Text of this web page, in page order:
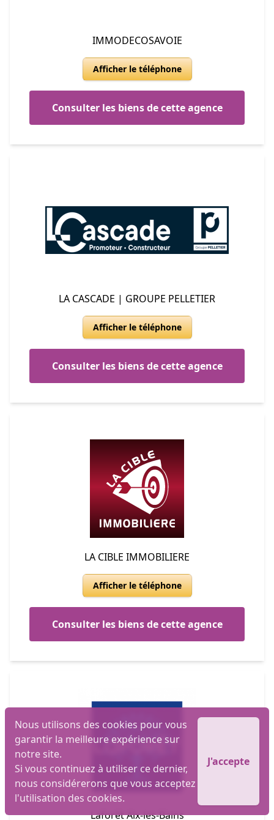
IMMODECOSAVOIE
Afficher le téléphone
Consulter les biens de cette agence
LA CASCADE | GROUPE PELLETIER
Afficher le téléphone
Consulter les biens de cette agence
LA CIBLE IMMOBILIERE
Afficher le téléphone
Consulter les biens de cette agence
Laforêt Aix-les-Bains
Nous utilisons des cookies pour vous
garantir la meilleure expérience sur
notre site.
Si vous continuez à utiliser ce dernier,
nous considérerons que vous acceptez
l'utilisation des cookies.
J'accepte